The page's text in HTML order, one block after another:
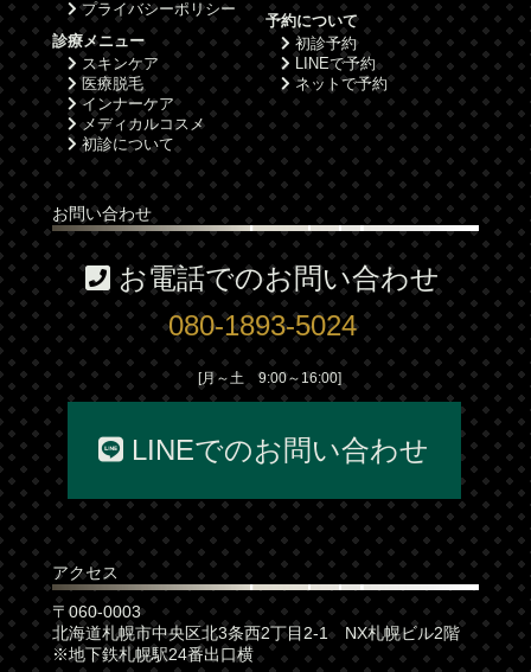
プライバシーポリシー
診療メニュー
スキンケア
医療脱毛
インナーケア
メディカルコスメ
初診について
予約について
初診予約
LINEで予約
ネットで予約
お問い合わせ
お電話でのお問い合わせ
080-1893-5024
[月～土 9:00～16:00]
LINEでのお問い合わせ
アクセス
〒060-0003
北海道札幌市中央区北3条西2丁目2-1 NX札幌ビル2階
※地下鉄札幌駅24番出口横